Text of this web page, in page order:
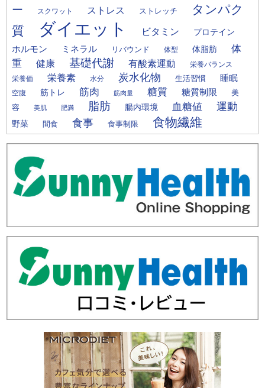
ー
スクワット ストレス ストレッチ
タンパク
質
ダイエット ビタミン
プロテイン
ホルモン
ミネラル リバウンド 体型 体脂肪
体
重
健康 基礎代謝 有酸素運動 栄養バランス
栄養価 栄養素 水分 炭水化物 生活習慣 睡眠
空腹 筋トレ 筋肉 筋肉量 糖質 糖質制限
美
容
美肌 肥満 脂肪 腸内環境 血糖値 運動
野菜 間食 食事 食事制限 食物繊維